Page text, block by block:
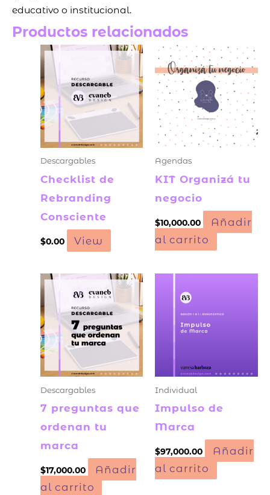
educativo o institucional.
Productos relacionados
Descargables
Checklist de
Rebranding
Consciente
$0.00 View
Agendas
KIT Organizá tu
negocio
$10,000.00
Añadir
al carrito
Descargables
7 preguntas que
ordenan tu
marca
$17,000.00
Añadir
al carrito
Individual
Impulso de
Marca
$97,000.00
Añadir
al carrito